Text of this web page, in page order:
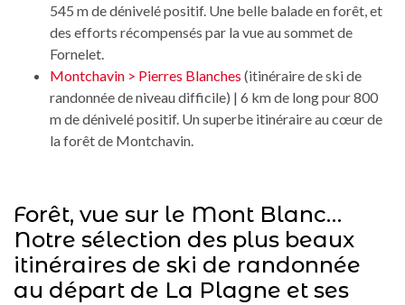
545 m de dénivelé positif. Une belle balade en forêt, et
des efforts récompensés par la vue au sommet de
Fornelet.
Montchavin > Pierres Blanches (itinéraire de ski de
randonnée de niveau difficile) | 6 km de long pour 800
m de dénivelé positif. Un superbe itinéraire au cœur de
la forêt de Montchavin.
Forêt, vue sur le Mont Blanc…
Notre sélection des plus beaux
itinéraires de ski de randonnée
au départ de La Plagne et ses